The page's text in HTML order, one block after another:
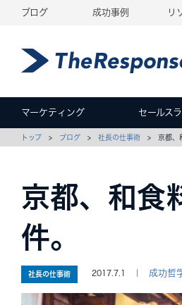
ブログ 成功事例 リ
マーケティング セールス
トップ > ブログ > 社長の仕事術 > 京都、和
京都、和食
件。
社長の仕事術 2017.7.1 ｜ 成功哲